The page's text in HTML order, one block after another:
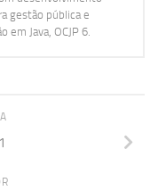
gestão pública e
em Java, OCJP 6.